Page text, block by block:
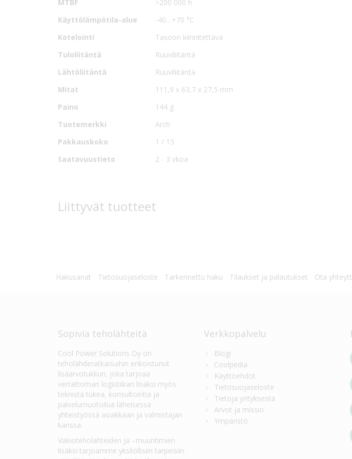
Asennuspohjalla varustetut esiasennetut versiot:
A5-mallit: Tulo: ruuviliitäntä Lähtö: ruuviliitäntä
Lisävarusteena saatavilla on asennuspohjaan soveltuva DIN-kiskokiinnike.
MTBF
>200 000 h
Käyttölämpötila-alue
-40…+70 °C
Kotelointi
Tasoon kiinnitettävä
Tuloliitäntä
Ruuviliitäntä
Lähtöliitäntä
Ruuviliitäntä
Mitat
111,9 x 63,7 x 27,5 mm
Paino
144 g
Tuotemerkki
Arch
Pakkauskoko
1 / 15
Saatavuustieto
2 - 3 vkoa
Liittyvät tuotteet
Hakusanat Tietosuojaseloste Tarkennettu haku Tilaukset ja palautukset Ota
Sopivia teholähteitä
Cool Power Solutions Oy on
teholähderatkaisuihin erikoistunut
lisäarvotukkuri, joka tarjoaa
verrattoman logistiikan lisäksi myös
teknistä tukea, konsultointia ja
palvelumuotoilua läheisessä
yhteistyössä asiakkaan ja valmistajan
kanssa.
Vakioteholähteiden ja –muuntimien
lisäksi tarjoamme yksilöllisiin tarpeisiin
Verkkopalvelu
Blogi
Coolpedia
Käyttöehdot
Tietosuojaseloste
Tietoja yrityksestä
Arvot ja missio
Ympäristö